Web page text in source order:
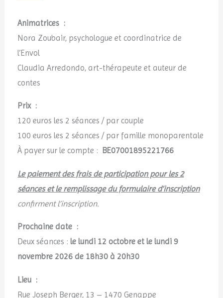
Animatrices :
Nora Zoubair, psychologue et coordinatrice de
l’Envol
Claudia Arredondo, art-thérapeute et auteur de
contes
Prix :
120 euros les 2 séances / par couple
100 euros les 2 séances / par famille monoparentale
À payer sur le compte :
BE07001895221766
Le paiement des frais de participation pour les 2
séances et le remplissage du formulaire d’inscription
confirment l’inscription.
Prochaine date :
Deux séances :le lundi 12 octobre et le lundi 9
novembre 2026 de 18h30 à 20h30
Lieu :
Rue Joseph Berger, 13 – 1470 Genappe